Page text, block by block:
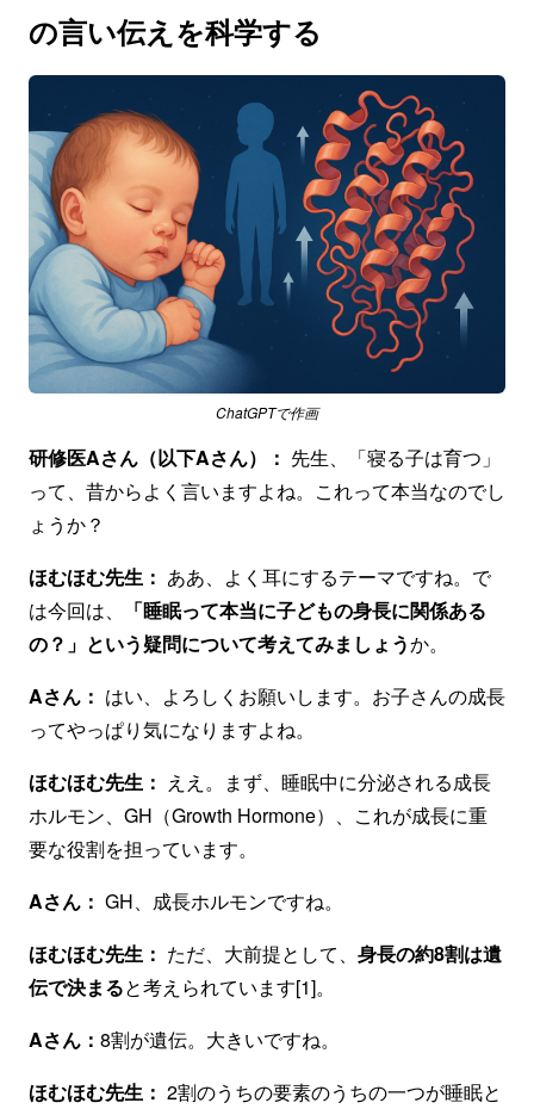
の言い伝えを科学する
ChatGPTで作画
研修医Aさん（以下Aさん）： 先生、「寝る子は育つ」
って、昔からよく言いますよね。これって本当なのでし
ょうか？
ほむほむ先生： ああ、よく耳にするテーマですね。で
は今回は、
「睡眠って本当に子どもの身長に関係ある
の？」という疑問について考えてみましょうか。
Aさん： はい、よろしくお願いします。お子さんの成長
ってやっぱり気になりますよね。
ほむほむ先生： ええ。まず、睡眠中に分泌される成長
ホルモン、GH（Growth Hormone）、これが成長に重
要な役割を担っています。
Aさん： GH、成長ホルモンですね。
ほむほむ先生： ただ、大前提として、 身長の約8割は遺
伝で決まると考えられています[1]。
Aさん： 8割が遺伝。大きいですね。
ほむほむ先生： 2割のうちの要素のうちの一つが睡眠と